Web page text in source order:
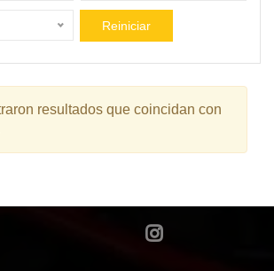
Reiniciar
resultados que coincidan con